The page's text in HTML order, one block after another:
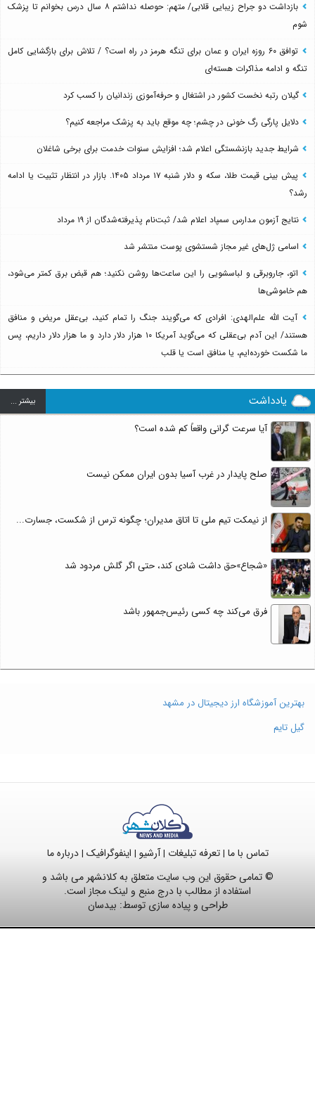
بازداشت دو جراح زیبایی قلابی/ متهم: حوصله نداشتم ۸ سال درس بخوانم تا پزشک
شوم
توافق ۶۰ روزه ایران و عمان برای تنگه هرمز در راه است؟ / تلاش برای بازگشایی کامل
تنگه و ادامه مذاکرات هسته‌ای
گیلان رتبه نخست کشور در اشتغال و حرفه‌آموزی زندانیان را کسب کرد
دلایل پارگی رگ خونی در چشم؛ چه موقع باید به پزشک مراجعه کنیم؟
شرایط جدید بازنشستگی اعلام شد؛ افزایش سنوات خدمت برای برخی شاغلان
پیش بینی قیمت طلا، سکه و دلار شنبه ۱۷ مرداد ۱۴۰۵. بازار در انتظار تثبیت یا ادامه
رشد؟
نتایج آزمون مدارس سمپاد اعلام شد/ ثبت‌نام پذیرفته‌شدگان از ۱۹ مرداد
اسامی ژل‌های غیر مجاز شستشوی پوست منتشر شد
اتو، جاروبرقی و لباسشویی را این ساعت‌ها روشن نکنید؛ هم قبض برق کمتر می‌شود،
هم خاموشی‌ها
آیت الله علم‌الهدی: افرادی که می‌گویند جنگ را تمام کنید، بی‌عقل مریض و منافق
هستند/ این آدم بی‌عقلی که می‌گوید آمریکا ۱۰ هزار دلار دارد و ما هزار دلار داریم، پس
ما شکست خورده‌ایم، یا منافق است یا قلب
یادداشت بيشتر ...
آیا سرعت گرانی واقعاً کم شده است؟
صلح پایدار در غرب آسیا بدون ایران ممکن نیست
از نیمکت تیم ملی تا اتاق مدیران؛ چگونه ترس از شکست، جسارت...
«شجاع»حق داشت شادی کند، حتی اگر گلش مردود شد
فرق می‌کند چه کسی رئیس‌جمهور باشد
بهترین آموزشگاه ارز دیجیتال در مشهد
گیل تایم
تماس با ما |تعرفه تبلیغات |آرشیو | اینفوگرافیک |درباره ما
© تمامی حقوق این وب سایت متعلق به کلانشهر می باشد و
استفاده از مطالب با درج منبع و لینک مجاز است.
طراحی و پیاده سازی توسط: بیدسان